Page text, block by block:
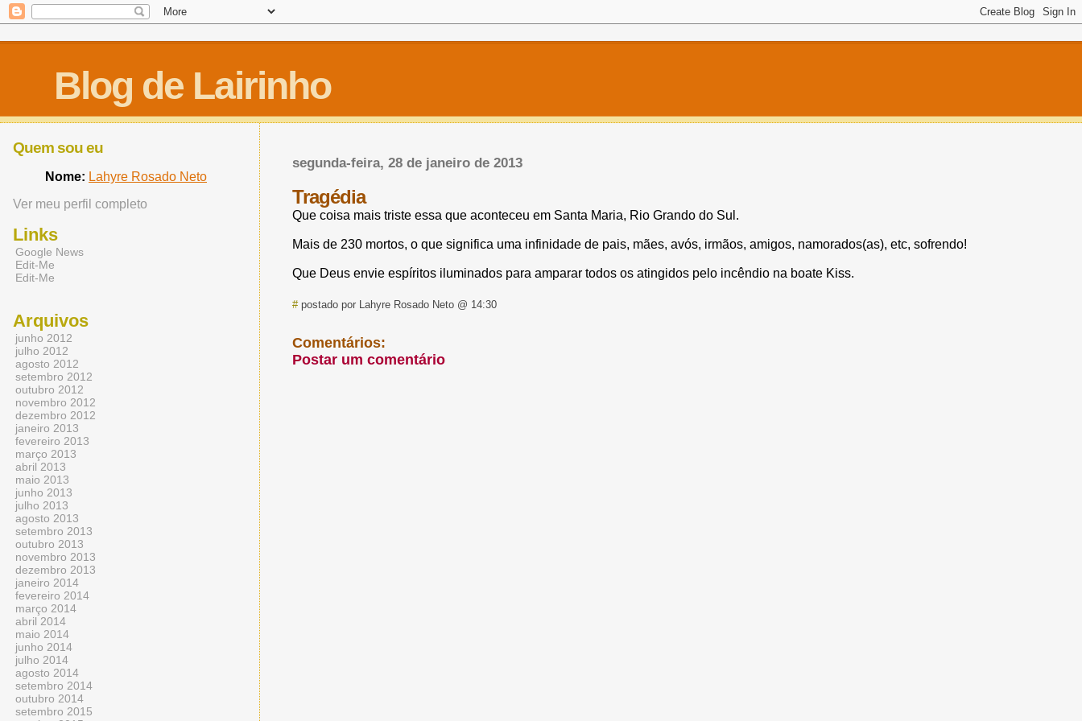
Blog de Lairinho
segunda-feira, 28 de janeiro de 2013
Tragédia
Que coisa mais triste essa que aconteceu em Santa Maria, Rio Grando do Sul.
Mais de 230 mortos, o que significa uma infinidade de pais, mães, avós, irmãos, amigos, namorados(as), etc, sofrendo!
Que Deus envie espíritos iluminados para amparar todos os atingidos pelo incêndio na boate Kiss.
#postado por Lahyre Rosado Neto @ 14:30
Comentários:
Postar um comentário
Quem sou eu
Nome: Lahyre Rosado Neto
Ver meu perfil completo
Links
Google News
Edit-Me
Edit-Me
Arquivos
junho 2012
julho 2012
agosto 2012
setembro 2012
outubro 2012
novembro 2012
dezembro 2012
janeiro 2013
fevereiro 2013
março 2013
abril 2013
maio 2013
junho 2013
julho 2013
agosto 2013
setembro 2013
outubro 2013
novembro 2013
dezembro 2013
janeiro 2014
fevereiro 2014
março 2014
abril 2014
maio 2014
junho 2014
julho 2014
agosto 2014
setembro 2014
outubro 2014
setembro 2015